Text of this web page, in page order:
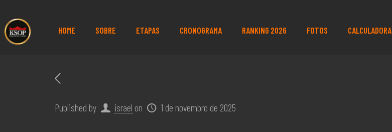
HOME SOBRE ETAPAS CRONOGRAMA RANKING 2026 FOTOS CALCULADORA
Published by israel on 1 de novembro de 2025